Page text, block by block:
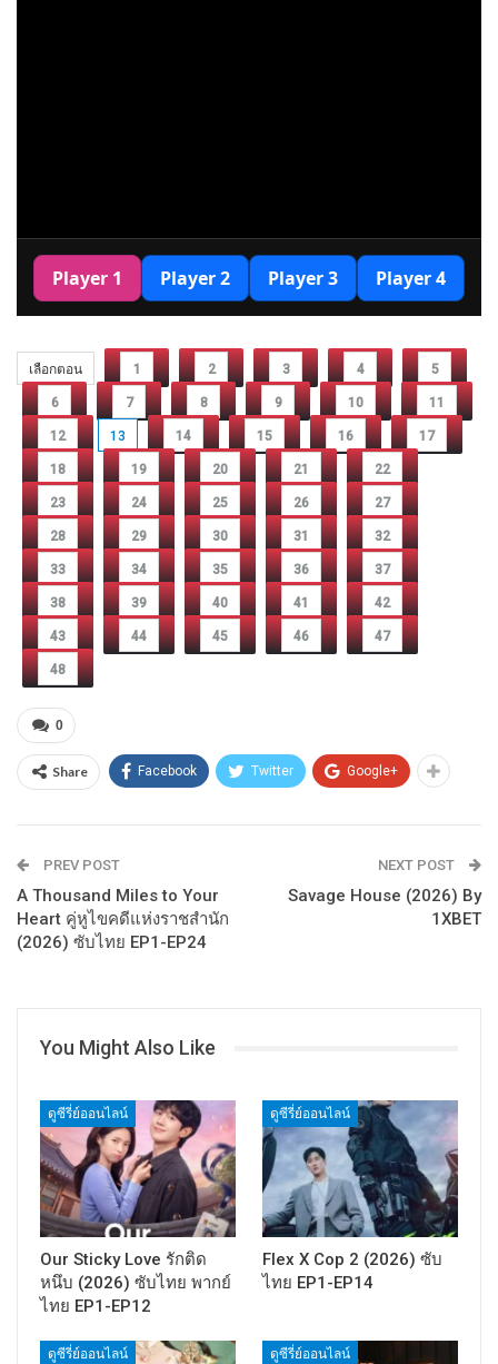
เลือกตอน 1 2 3 4 5
6 7 8 9 10 11
12 13 14 15 16 17
18 19 20 21 22
23 24 25 26 27
28 29 30 31 32
33 34 35 36 37
38 39 40 41 42
43 44 45 46 47
48
0
Share Facebook Twitter Google+
PREV POST
A Thousand Miles to Your
Heart คู่หูไขคดีแห่งราชสำนัก
(2026) ซับไทย EP1-EP24
NEXT POST
Savage House (2026) By
1XBET
You Might Also Like
ดูซีรี่ย์ออนไลน์
Our Sticky Love รักติด
หนึบ (2026) ซับไทย พากย์
ไทย EP1-EP12
ดูซีรี่ย์ออนไลน์
Flex X Cop 2 (2026) ซับ
ไทย EP1-EP14
ดูซีรี่ย์ออนไลน์ ดูซีรี่ย์ออนไลน์